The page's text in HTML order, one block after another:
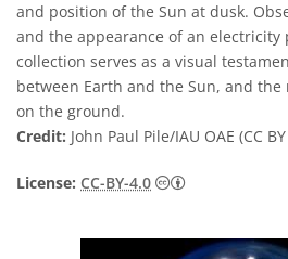
and position of the Sun at dusk.
and the appearance of an electricity
collection serves as a visual
between Earth and the Sun, and
on the ground.
Credit: John Paul Pile/IAU OAE (CC
License: CC-BY-4.0